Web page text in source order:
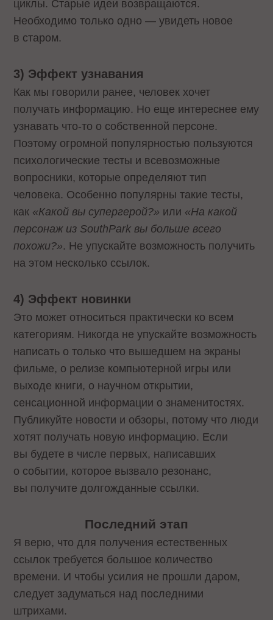
циклы. Старые идеи возвращаются.
Необходимо только одно — увидеть новое
в старом.
3) Эффектузнавания
Как мы говорили ранее, человек хочет
получать информацию. Но еще интереснее ему
узнавать что-то о собственной персоне.
Поэтому огромной популярностью пользуются
психологические тесты и всевозможные
вопросники, которые определяют тип
человека. Особенно популярны такие тесты,
как «Какой вы супергерой?» или «На какой
персонаж из SouthPark вы больше всего
похожи?». Не упускайте возможность получить
на этом несколько ссылок.
4) Эффект новинки
Это может относиться практически ко всем
категориям. Никогда не упускайте возможность
написать о только что вышедшем на экраны
фильме, о релизе компьютерной игры или
выходе книги, о научном открытии,
сенсационной информации о знаменитостях.
Публикуйте новости и обзоры, потому что люди
хотят получать новую информацию. Если
вы будете в числе первых, написавших
о событии, которое вызвало резонанс,
вы получите долгожданные ссылки.
Последний этап
Я верю, что для получения естественных
ссылок требуется большое количество
времени. И чтобы усилия не прошли даром,
следует задуматься над последними
штрихами.